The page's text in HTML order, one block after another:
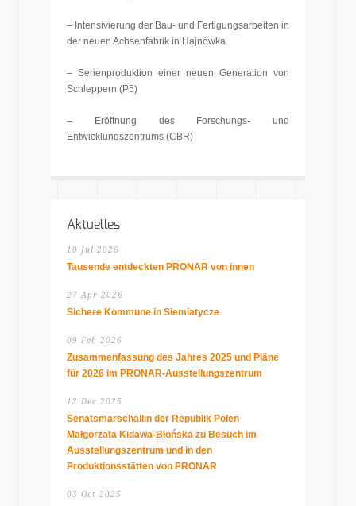
– Intensivierung der Bau- und Fertigungsarbeiten in
der neuen Achsenfabrik in Hajnówka
– Serienproduktion einer neuen Generation von
Schleppern (P5)
– Eröffnung des Forschungs- und
Entwicklungszentrums (CBR)
Aktuelles
10 Jul 2026
Tausende entdeckten PRONAR von innen
27 Apr 2026
Sichere Kommune in Siemiatycze
09 Feb 2026
Zusammenfassung des Jahres 2025 und Pläne
für 2026 im PRONAR-Ausstellungszentrum
12 Dec 2025
Senatsmarschallin der Republik Polen
Małgorzata Kidawa-Błońska zu Besuch im
Ausstellungszentrum und in den
Produktionsstätten von PRONAR
03 Oct 2025